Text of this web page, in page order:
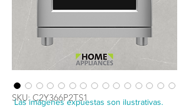
SKU: C2Y366P2TS1
Las imágenes expuestas son ilustrativas.